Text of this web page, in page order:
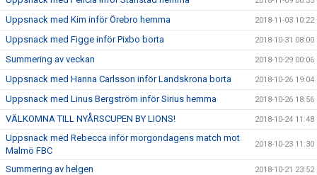
Uppsnack med Kim inför Örebro hemma 2018-11-03 10:22
Uppsnack med Figge inför Pixbo borta 2018-10-31 08:00
Summering av veckan 2018-10-29 00:06
Uppsnack med Hanna Carlsson inför Landskrona borta 2018-10-26 19:04
Uppsnack med Linus Bergström inför Sirius hemma 2018-10-26 18:56
VÄLKOMNA TILL NYÅRSCUPEN BY LIONS! 2018-10-24 11:48
Uppsnack med Rebecca inför morgondagens match mot
Malmö FBC
2018-10-23 11:30
Summering av helgen 2018-10-21 23:52